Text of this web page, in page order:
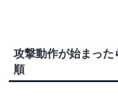
攻撃動作が始まっ
順